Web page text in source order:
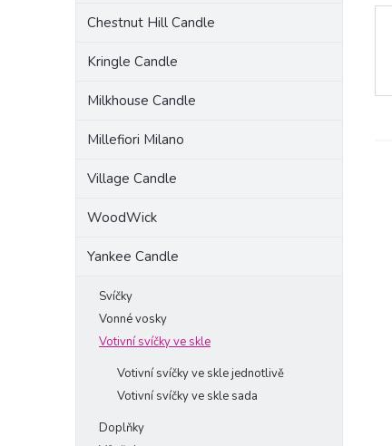
Chestnut Hill Candle
Kringle Candle
Milkhouse Candle
Millefiori Milano
Village Candle
WoodWick
Yankee Candle
Svíčky
Vonné vosky
Votivní svíčky ve skle
Votivní svíčky ve skle jednotlivě
Votivní svíčky ve skle sada
Doplňky